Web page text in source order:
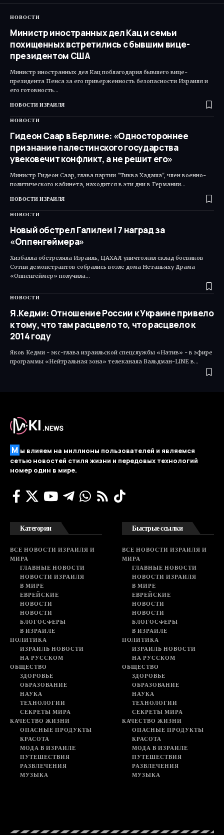
НОВОСТИ
Министр иностранных дел Кац и семьи
похищенных встретились с бывшим вице-
президентом США
Министр иностранных дел Кац поблагодарил бывшего вице-
президента Пенса за его приверженность безопасности Израиля и
его готовность…
НОВОСТИ ИЗРАИЛЯ
НОВОСТИ
Гидеон Саар в Берлине: «Одностороннее
признание палестинского государства
увековечит конфликт, а не решит его»
Министр Гидеон Саар, глава партии "Тиква Хадаша", член военно-
политического кабинета, находится в эти дни в Германии…
НОВОСТИ ИЗРАИЛЯ
НОВОСТИ
Новый обстрел Галилеи | 7 наград за
«Оппенгеймера»
Хизбалла обстреляла Израиль, ЦАХАЛ уничтожил склад боевиков
Сотни демонстрантов собрались возле дома Нетаньяху Драма
«Оппенгеймер» получила…
НОВОСТИ
Я.Кедми: Отношение России к Украине привело
к тому, что там расцвело то, что расцвело к
2014 году
Яков Кедми - экс-глава израильской спецслужбы «Натив» - в эфире
программы «Нейтральная зона» телеканала Вальдман-LINE в…
М ы влияем на миллионы пользователей и являемся
сетью новостей стиля жизни и передовых технологий
номер один в мире.
Категории
ВСЕ НОВОСТИ ИЗРАИЛЯ И
МИРА
ГЛАВНЫЕ НОВОСТИ
НОВОСТИ ИЗРАИЛЯ
В МИРЕ
ЕВРЕЙСКИЕ
НОВОСТИ
НОВОСТИ
БЛОГОСФЕРЫ
В ИЗРАИЛЕ
ПОЛИТИКА
ИЗРАИЛЬ НОВОСТИ
НА РУССКОМ
ОБЩЕСТВО
ЗДОРОВЬЕ
ОБРАЗОВАНИЕ
НАУКА
ТЕХНОЛОГИИ
СЕКРЕТЫ МИРА
КАЧЕСТВО ЖИЗНИ
ОПАСНЫЕ ПРОДУКТЫ
КРАСОТА
МОДА В ИЗРАИЛЕ
ПУТЕШЕСТВИЯ
РАЗВЛЕЧЕНИЯ
МУЗЫКА
Быстрые ссылки
ВСЕ НОВОСТИ ИЗРАИЛЯ И
МИРА
ГЛАВНЫЕ НОВОСТИ
НОВОСТИ ИЗРАИЛЯ
В МИРЕ
ЕВРЕЙСКИЕ
НОВОСТИ
НОВОСТИ
БЛОГОСФЕРЫ
В ИЗРАИЛЕ
ПОЛИТИКА
ИЗРАИЛЬ НОВОСТИ
НА РУССКОМ
ОБЩЕСТВО
ЗДОРОВЬЕ
ОБРАЗОВАНИЕ
НАУКА
ТЕХНОЛОГИИ
СЕКРЕТЫ МИРА
КАЧЕСТВО ЖИЗНИ
ОПАСНЫЕ ПРОДУКТЫ
КРАСОТА
МОДА В ИЗРАИЛЕ
ПУТЕШЕСТВИЯ
РАЗВЛЕЧЕНИЯ
МУЗЫКА